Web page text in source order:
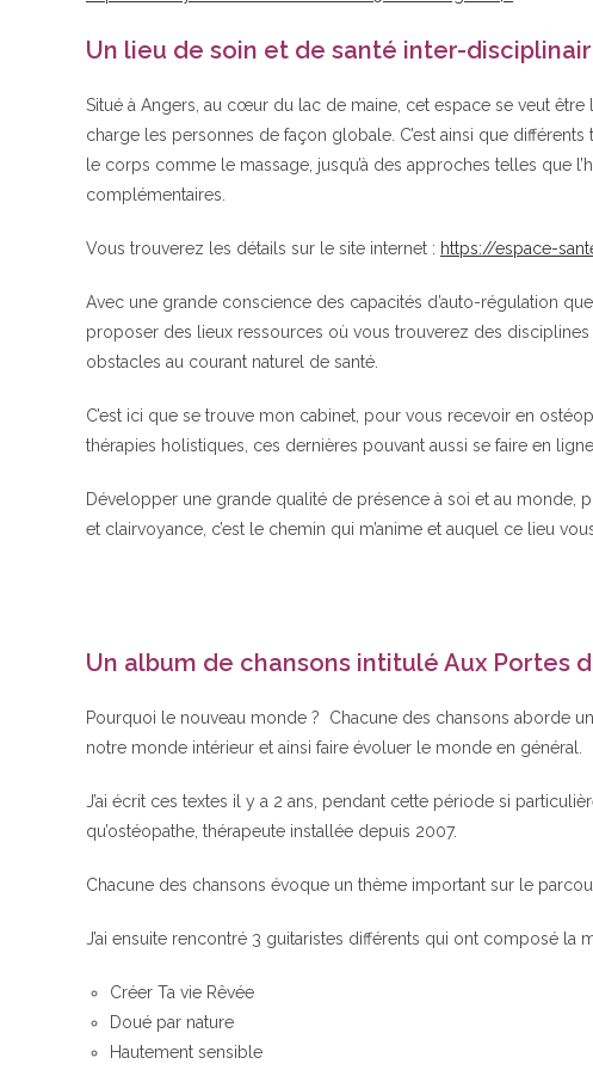
Un lieu de soin et de santé inter-
Situé à Angers, au cœur du lac de maine, cet espace se veut
charge les personnes de façon globale. C’est ainsi que
le corps comme le massage, jusqu’à des approches telles que
complémentaires.
Vous trouverez les détails sur le site internet : https://espace-
Avec une grande conscience des capacités d’auto-régulation
proposer des lieux ressources où vous trouverez des
obstacles au courant naturel de santé.
C’est ici que se trouve mon cabinet, pour vous recevoir en
thérapies holistiques, ces dernières pouvant aussi se faire en
Développer une grande qualité de présence à soi et au
et clairvoyance, c’est le chemin qui m’anime et auquel ce lieu
Un album de chansons intitulé Aux Portes
Pourquoi le nouveau monde ? Chacune des chansons aborde
notre monde intérieur et ainsi faire évoluer le monde en général.
J’ai écrit ces textes il y a 2 ans, pendant cette période si
qu’ostéopathe, thérapeute installée depuis 2007.
Chacune des chansons évoque un thème important sur le
J’ai ensuite rencontré 3 guitaristes différents qui ont composé la
Créer Ta vie Rêvée
Doué par nature
Hautement sensible